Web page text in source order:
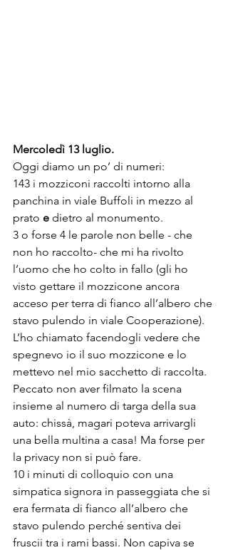
Mercoledì 13 luglio.
Oggi diamo un po’ di numeri:
143 i mozziconi raccolti intorno alla
panchina in viale Buffoli in mezzo al
prato e dietro al monumento.
3 o forse 4 le parole non belle - che
non ho raccolto- che mi ha rivolto
l’uomo che ho colto in fallo (gli ho
visto gettare il mozzicone ancora
acceso per terra di fianco all’albero che
stavo pulendo in viale Cooperazione).
L’ho chiamato facendogli vedere che
spegnevo io il suo mozzicone e lo
mettevo nel mio sacchetto di raccolta.
Peccato non aver filmato la scena
insieme al numero di targa della sua
auto: chissà, magari poteva arrivargli
una bella multina a casa! Ma forse per
la privacy non si può fare.
10 i minuti di colloquio con una
simpatica signora in passeggiata che si
era fermata di fianco all’albero che
stavo pulendo perché sentiva dei
fruscii tra i rami bassi. Non capiva se